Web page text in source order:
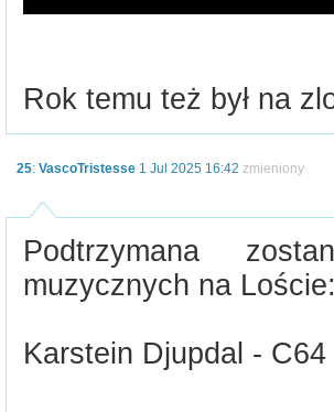
Rok temu też był na
25: VascoTristesse 1 Jul 2025 16:42 zmieniony
Podtrzymana
muzycznych na Loście:
Karstein Djupdal -